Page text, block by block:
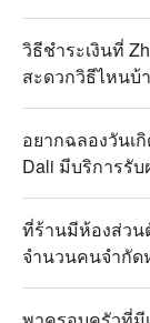
วิธีชำระเงินที่
สะดวกวิธีไหนบ้
อยากฉลองวันเ
Dali มีบริการรับ
ที่ร้านมีห้องส่วน
จำนวนคนจำกัด